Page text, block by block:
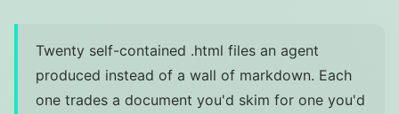
Twenty self-contained .html files an agent
produced instead of a wall of markdown. Each
one trades a document you'd skim for one you'd